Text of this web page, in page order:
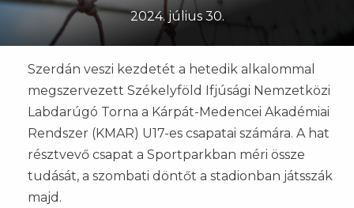
2024. július 30.
Szerdán veszi kezdetét a hetedik alkalommal
megszervezett Székelyföld Ifjúsági Nemzetközi
Labdarúgó Torna a Kárpát-Medencei Akadémiai
Rendszer (KMAR) U17-es csapatai számára. A hat
résztvevő csapat a Sportparkban méri össze
tudását, a szombati döntőt a stadionban játsszák
majd.